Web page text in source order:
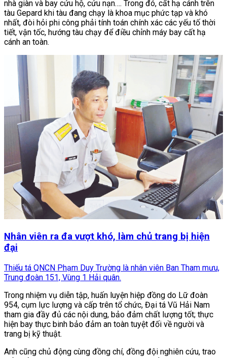
nhà giàn và bay cứu hộ, cứu nạn…. Trong đó, cất hạ cánh trên
tàu Gepard khi tàu đang chạy là khoa mục phức tạp và khó
nhất, đòi hỏi phi công phải tính toán chính xác các yếu tố thời
tiết, vận tốc, hướng tàu chạy để điều chỉnh máy bay cất hạ
cánh an toàn.
Nhân viên ra đa vượt khó, làm chủ trang bị hiện
đại
Thiếu tá QNCN Phạm Duy Trường là nhân viên Ban Tham mưu,
Trung đoàn 151, Vùng 1 Hải quân.
Trong nhiệm vụ diễn tập, huấn luyện hiệp đồng do Lữ đoàn
954, cụm lực lượng và cấp trên tổ chức, Đại tá Vũ Hải Nam
tham gia đầy đủ các nội dung, bảo đảm chất lượng tốt; thực
hiện bay thực binh bảo đảm an toàn tuyệt đối về người và
trang bị kỹ thuật.
Anh cũng chủ động cùng đồng chí, đồng đội nghiên cứu, trao